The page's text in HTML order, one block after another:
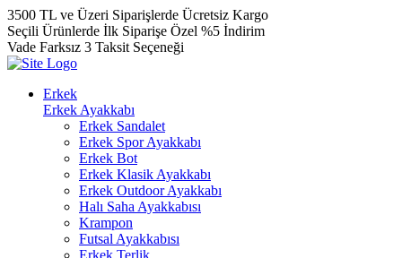
3500 TL ve Üzeri Siparişlerde Ücretsiz Kargo
Seçili Ürünlerde İlk Siparişe Özel %5 İndirim
Vade Farksız 3 Taksit Seçeneği
Erkek
Erkek Ayakkabı
Erkek Sandalet
Erkek Spor Ayakkabı
Erkek Bot
Erkek Klasik Ayakkabı
Erkek Outdoor Ayakkabı
Halı Saha Ayakkabısı
Krampon
Futsal Ayakkabısı
Erkek Terlik